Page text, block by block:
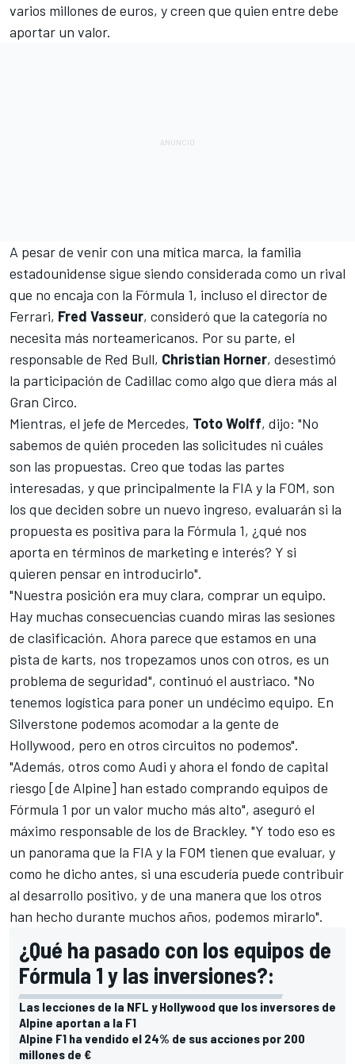
varios millones de euros, y creen que quien entre debe
aportar un valor.
A pesar de venir con una mítica marca, la familia
estadounidense sigue siendo considerada como un rival
que no encaja con la Fórmula 1, incluso el director de
Ferrari, Fred Vasseur, consideró que la categoría no
necesita más norteamericanos. Por su parte, el
responsable de Red Bull, Christian Horner, desestimó
la participación de Cadillac como algo que diera más al
Gran Circo.
Mientras, el jefe de Mercedes, Toto Wolff, dijo: "No
sabemos de quién proceden las solicitudes ni cuáles
son las propuestas. Creo que todas las partes
interesadas, y que principalmente la FIA y la FOM, son
los que deciden sobre un nuevo ingreso, evaluarán si la
propuesta es positiva para la Fórmula 1, ¿qué nos
aporta en términos de marketing e interés? Y si
quieren pensar en introducirlo".
"Nuestra posición era muy clara, comprar un equipo.
Hay muchas consecuencias cuando miras las sesiones
de clasificación. Ahora parece que estamos en una
pista de karts, nos tropezamos unos con otros, es un
problema de seguridad", continuó el austriaco. "No
tenemos logística para poner un undécimo equipo. En
Silverstone podemos acomodar a la gente de
Hollywood, pero en otros circuitos no podemos".
"Además, otros como Audi y ahora el fondo de capital
riesgo [de Alpine] han estado comprando equipos de
Fórmula 1 por un valor mucho más alto", aseguró el
máximo responsable de los de Brackley. "Y todo eso es
un panorama que la FIA y la FOM tienen que evaluar, y
como he dicho antes, si una escudería puede contribuir
al desarrollo positivo, y de una manera que los otros
han hecho durante muchos años, podemos mirarlo".
¿Qué ha pasado con los equipos de
Fórmula 1 y las inversiones?:
Las lecciones de la NFL y Hollywood que los inversores de
Alpine aportan a la F1
Alpine F1 ha vendido el 24% de sus acciones por 200
millones de €